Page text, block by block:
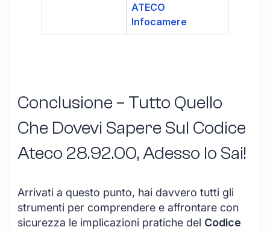
ATECO
Infocamere
Conclusione – Tutto Quello
Che Dovevi Sapere Sul Codice
Ateco 28.92.00, Adesso lo Sai!
Arrivati a questo punto, hai davvero tutti gli
strumenti per comprendere e affrontare con
sicurezza le implicazioni pratiche del Codice